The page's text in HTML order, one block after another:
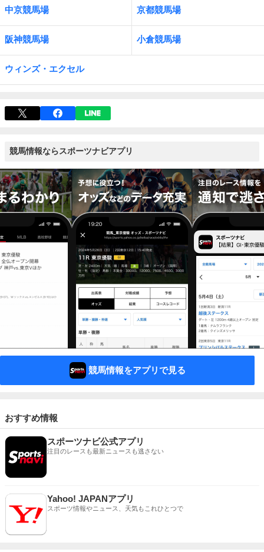
中京競馬場 京都競馬場
阪神競馬場 小倉競馬場
ウィンズ・エクセル
競馬情報ならスポーツナビアプリ
競馬情報をアプリで見る
おすすめ情報
スポーツナビ公式アプリ
注目のレースも最新ニュースも逃さない
Yahoo! JAPANアプリ
スポーツ情報やニュース、天気もこれひとつで